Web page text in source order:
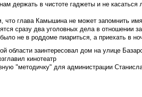
держать в чистоте гаджеты и не
что глава Камышина не может запомнить
сразу два уголовных дела в отношении
не в роддоме пиариться, а приехать в
области заинтересовал дом на улице
кинотеатр
"методичку" для администрации